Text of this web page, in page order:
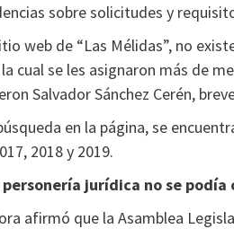
sobre solicitudes y
web de “Las Mélidas”, no
cual se les asignaron más de
Salvador Sánchez Cerén,
en la página, se
2018 y 2019.
personería jurídica no se
afirmó que la Asamblea